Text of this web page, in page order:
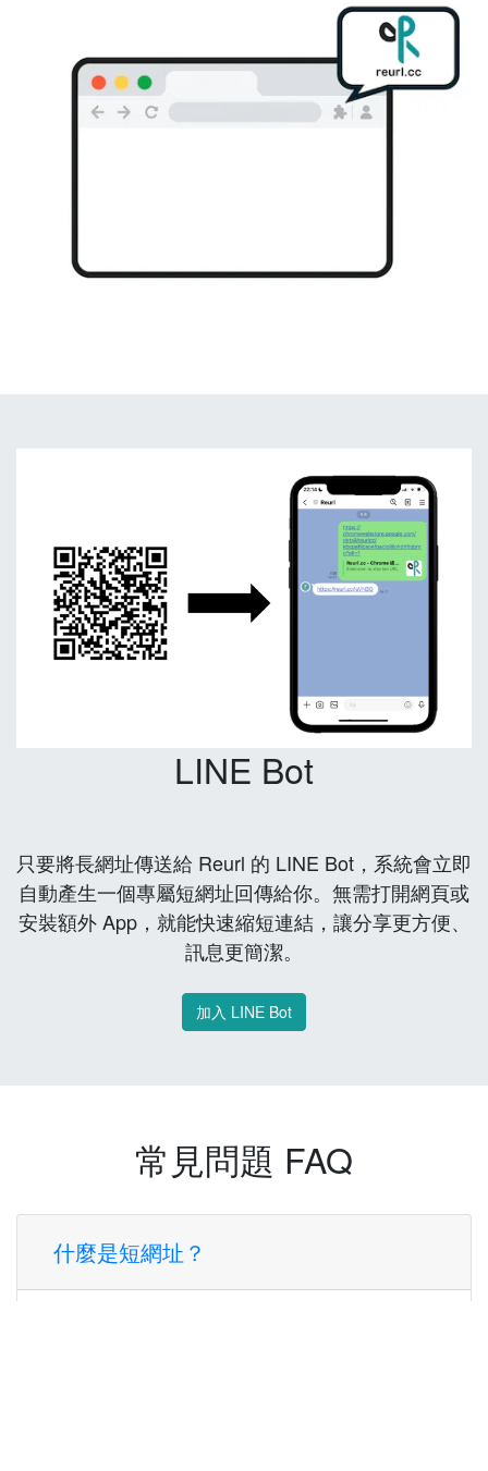
LINE Bot
只要將長網址傳送給 Reurl 的 LINE Bot，系統會立即
自動產生一個專屬短網址回傳給你。無需打開網頁或
安裝額外 App，就能快速縮短連結，讓分享更方便、
訊息更簡潔。
加入 LINE Bot
常見問題 FAQ
什麼是短網址？